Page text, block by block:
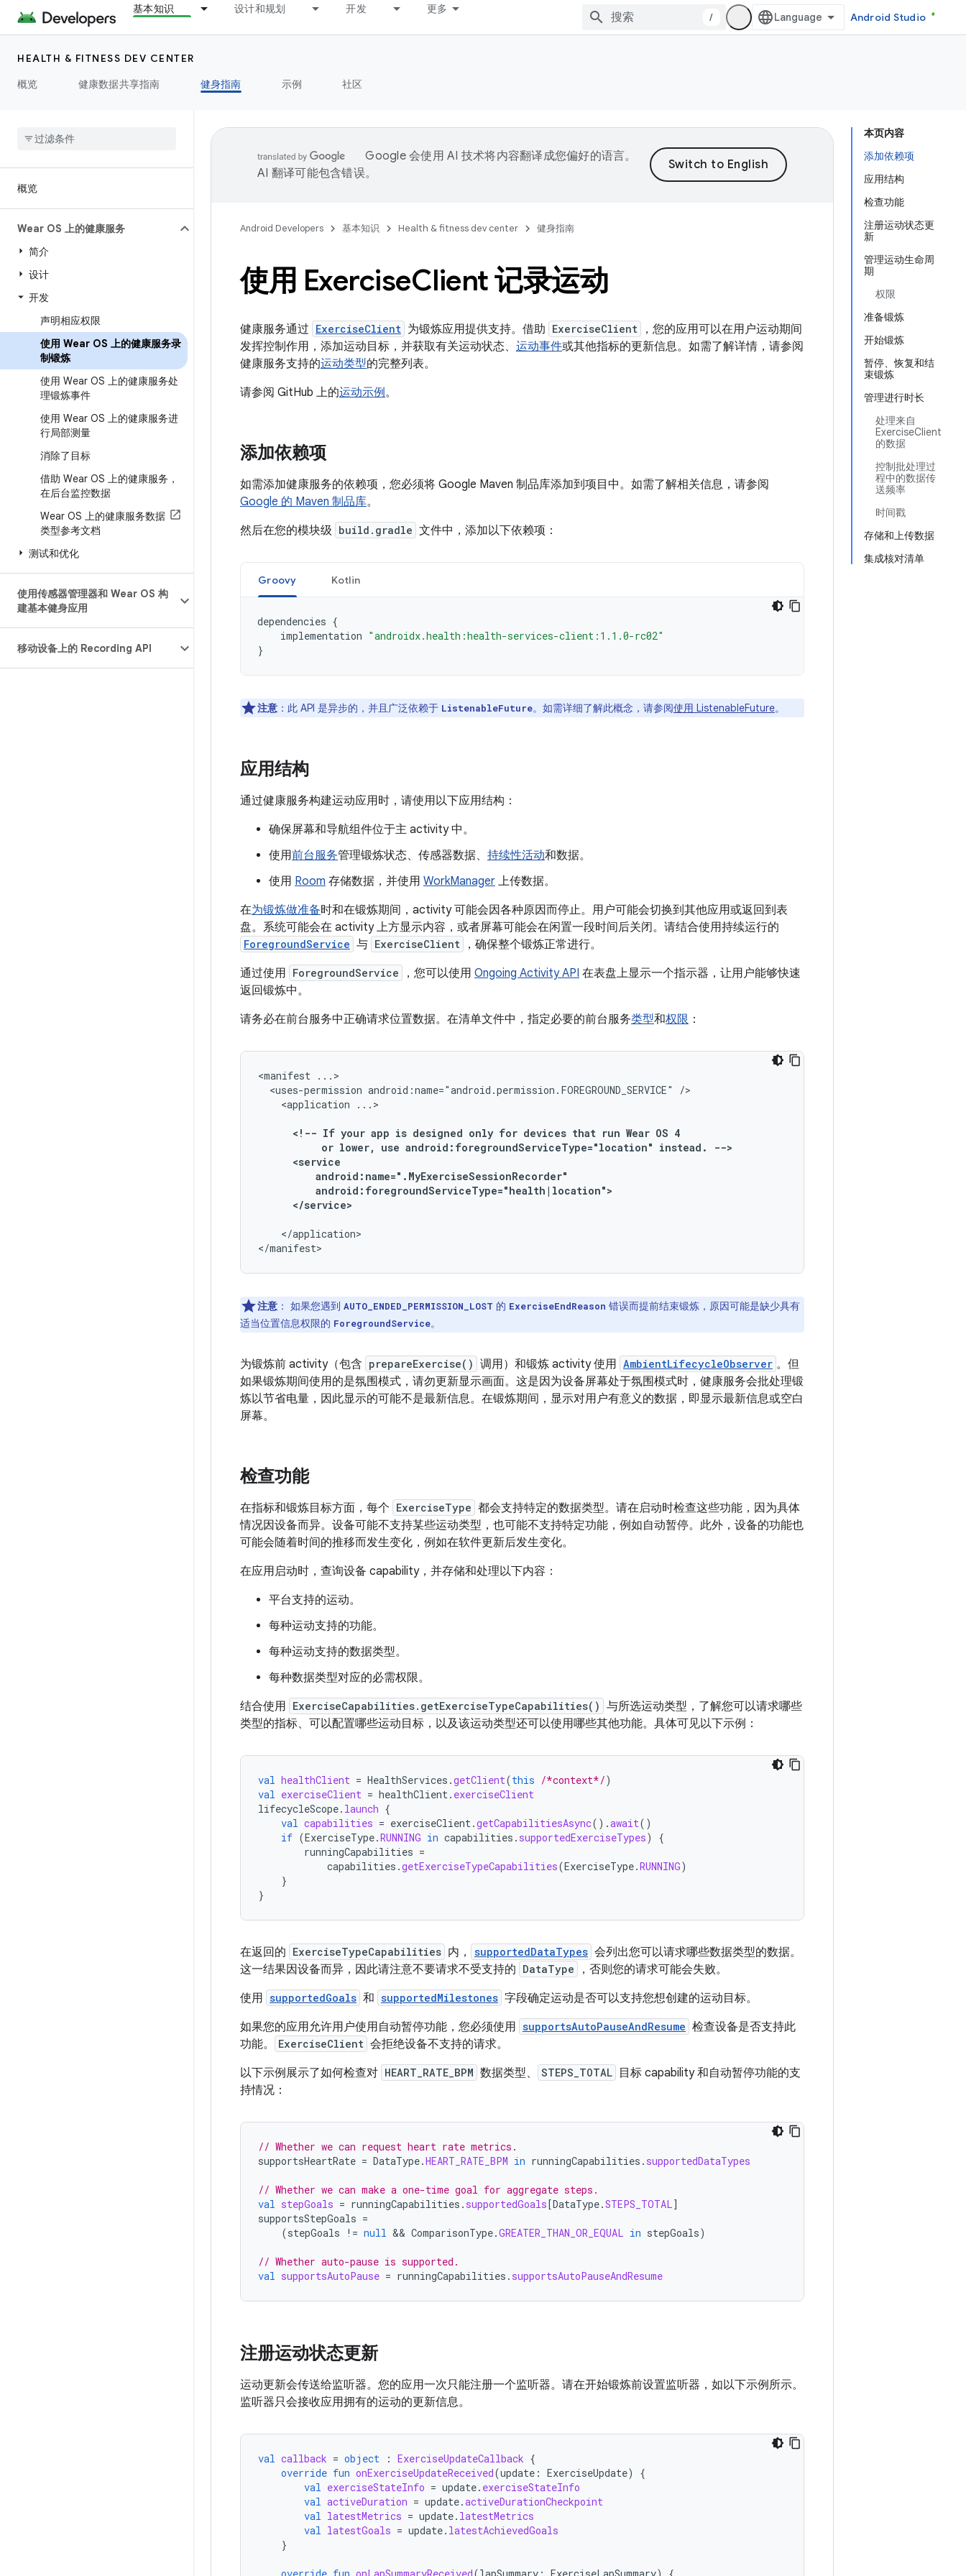
基本知识 设计和规划 开发 更多
/ Android Studio
HEALTH & FITNESS DEV CENTER
概览
健康数据共享指南 健身指南 示例 社区
概览
Wear OS 上的健康服务
简介
设计
开发
声明相应权限
使用 Wear OS 上的健康服务录
制锻炼
使用 Wear OS 上的健康服务处
理锻炼事件
使用 Wear OS 上的健康服务进
行局部测量
消除了目标
借助 Wear OS 上的健康服务，
在后台监控数据
Wear OS 上的健康服务数据
类型参考文档
测试和优化
使用传感器管理器和 Wear OS 构
建基本健身应用
移动设备上的 Recording API
本页内容
添加依赖项
应用结构
检查功能
注册运动状态更
新
管理运动生命周
期
权限
准备锻炼
开始锻炼
暂停、恢复和结
束锻炼
管理进行时长
处理来自
ExerciseClient
的数据
控制批处理过
程中的数据传
送频率
时间戳
存储和上传数据
集成核对清单
Google 会使用 AI 技术将内容翻译成您偏好的语言。
AI 翻译可能包含错误。
Android Developers 基本知识 Health & fitness dev center 健身指南
使用 ExerciseClient 记录运动
健康服务通过 ExerciseClient 为锻炼应用提供支持。借助 ExerciseClient
，您的应用可以在用户运动期间
发挥控制作用，添加运动目标，并获取有关运动状态、 运动事件或其他指标的更新信息。如需了解详情，请参阅
健康服务支持的运动类型的完整列表。
请参阅 GitHub 上的运动示例。
添加依赖项
如需添加健康服务的依赖项，您必须将 Google Maven 制品库添加到项目中。如需了解相关信息，请参阅
Google 的 Maven 制品库。
然后在您的模块级 build.gradle 文件中，添加以下依赖项：
Groovy Kotlin
dependencies {
implementation "androidx.health:health-services-client:1.1.0-rc02"
}
注意 ：此 API 是异步的，并且广泛依赖于 ListenableFuture。如需详细了解此概念，请参阅使用 ListenableFuture。
应用结构
通过健康服务构建运动应用时，请使用以下应用结构：
确保屏幕和导航组件位于主 activity 中。
使用前台服务管理锻炼状态、传感器数据、 持续性活动和数据。
使用 Room 存储数据，并使用 WorkManager 上传数据。
在为锻炼做准备时和在锻炼期间，activity 可能会因各种原因而停止。用户可能会切换到其他应用或返回到表
盘。系统可能会在 activity 上方显示内容，或者屏幕可能会在闲置一段时间后关闭。请结合使用持续运行的
ForegroundService 与 ExerciseClient
，确保整个锻炼正常进行。
通过使用 ForegroundService ，您可以使用 Ongoing Activity API 在表盘上显示一个指示器，让用户能够快速
返回锻炼中。
请务必在前台服务中正确请求位置数据。在清单文件中，指定必要的前台服务类型和权限 ：
<manifest
<uses-permission android:name="android.permission.FOREGROUND_SERVICE"
<application
<!-- If your app is designed only for devices that run Wear OS
or lower, use android:foregroundServiceType="location" instead.
</application>
</manifest>
注意 ： 如果您遇到 AUTO_ENDED_PERMISSION_LOST 的 ExerciseEndReason 错误而提前结束锻炼，原因可能是缺少具有
适当位置信息权限的 ForegroundService。
为锻炼前 activity（包含 prepareExercise() 调用）和锻炼 activity 使用 AmbientLifecycleObserver 。但
如果锻炼期间使用的是氛围模式，请勿更新显示画面。这是因为设备屏幕处于氛围模式时，健康服务会批处理锻
炼以节省电量，因此显示的可能不是最新信息。在锻炼期间，显示对用户有意义的数据，即显示最新信息或空白
屏幕。
检查功能
在指标和锻炼目标方面，每个 ExerciseType 都会支持特定的数据类型。请在启动时检查这些功能，因为具体
情况因设备而异。设备可能不支持某些运动类型，也可能不支持特定功能，例如自动暂停。此外，设备的功能也
可能会随着时间的推移而发生变化，例如在软件更新后发生变化。
在应用启动时，查询设备 capability，并存储和处理以下内容：
平台支持的运动。
每种运动支持的功能。
每种运动支持的数据类型。
每种数据类型对应的必需权限。
结合使用 ExerciseCapabilities.getExerciseTypeCapabilities() 与所选运动类型，了解您可以请求哪些
类型的指标、可以配置哪些运动目标，以及该运动类型还可以使用哪些其他功能。具体可见以下示例：
val healthClient = HealthServices .getClient(this /*context*/)
val exerciseClient = healthClient. exerciseClient
lifecycleScope. launch {
val capabilities = exerciseClient.getCapabilitiesAsync().await()
if (ExerciseType.RUNNING in capabilities . supportedExerciseTypes)
{
runningCapabilities =
capabilities .getExerciseTypeCapabilities(ExerciseType.RUNNING)
}
}
在返回的 ExerciseTypeCapabilities 内， supportedDataTypes 会列出您可以请求哪些数据类型的数据。
这一结果因设备而异，因此请注意不要请求不受支持的 DataType
，否则您的请求可能会失败。
使用 supportedGoals 和 supportedMilestones 字段确定运动是否可以支持您想创建的运动目标。
如果您的应用允许用户使用自动暂停功能，您必须使用 supportsAutoPauseAndResume 检查设备是否支持此
功能。
ExerciseClient 会拒绝设备不支持的请求。
以下示例展示了如何检查对 HEART_RATE_BPM 数据类型、 STEPS_TOTAL
目标 capability 和自动暂停功能的支
持情况：
// Whether we can request heart rate metrics.
supportsHeartRate = DataType.HEART_RATE_BPM in runningCapabilities . supportedDataTypes
// Whether we can make a one-time goal for aggregate steps.
val stepGoals = runningCapabilities . supportedGoals[DataType.STEPS_TOTAL]
supportsStepGoals =
(stepGoals != null && ComparisonType.GREATER_THAN_OR_EQUAL in stepGoals)
// Whether auto-pause is supported.
val supportsAutoPause = runningCapabilities . supportsAutoPauseAndResume
注册运动状态更新
运动更新会传送给监听器。您的应用一次只能注册一个监听器。请在开始锻炼前设置监听器，如以下示例所示。
监听器只会接收应用拥有的运动的更新信息。
val callback = object : ExerciseUpdateCallback {
override fun onExerciseUpdateReceived(update : ExerciseUpdate)
{
val exerciseStateInfo = update. exerciseStateInfo
val activeDuration = update.activeDurationCheckpoint
val latestMetrics = update. latestMetrics
val latestGoals = update. latestAchievedGoals
}